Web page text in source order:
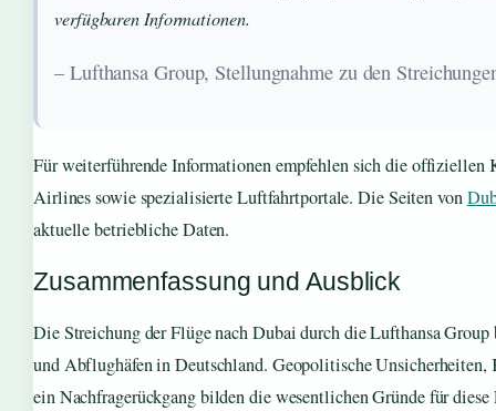
verfügbaren Informationen.
– Lufthansa Group, Stellungnahme zu den
Für weiterführende Informationen empfehlen sich die offiziellen
Airlines sowie spezialisierte Luftfahrtportale. Die Seiten von
aktuelle betriebliche Daten.
Zusammenfassung und Ausblick
Die Streichung der Flüge nach Dubai durch die Lufthansa
und Abflughäfen in Deutschland. Geopolitische Unsicherheiten,
ein Nachfragerückgang bilden die wesentlichen Gründe für